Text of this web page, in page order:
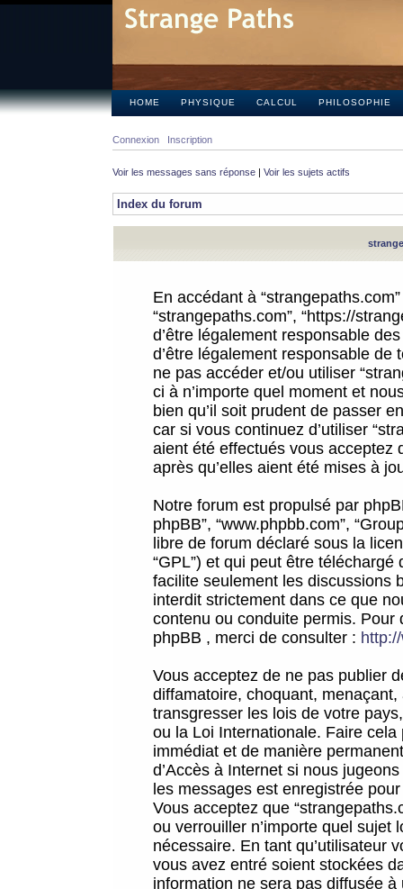
HOME PHYSIQUE CALCUL PHILOSOPHIE
Connexion Inscription
Voir les messages sans réponse | Voir les sujets actifs
Index du forum
En accédant à
“strangepaths.com”, “https://
d’être légalement responsable
d’être légalement responsable
ne pas accéder et/ou utiliser
ci à n’importe quel moment et
bien qu’il soit prudent de passer
car si vous continuez d’utiliser
aient été effectués vous acceptez
après qu’elles aient été mises à
Notre forum est propulsé par
phpBB”, “www.phpbb.com”,
libre de forum déclaré sous la
“GPL”) et qui peut être téléchargé
facilite seulement les discussions
interdit strictement dans ce que
contenu ou conduite permis.
phpBB , merci de consulter :
Vous acceptez de ne pas publier
diffamatoire, choquant,
transgresser les lois de votre
ou la Loi Internationale. Faire
immédiat et de manière
d’Accès à Internet si nous
les messages est enregistrée
Vous acceptez que
ou verrouiller n’importe quel sujet
nécessaire. En tant qu’utilisateur
vous avez entré soient stockées
information ne sera pas diffusée